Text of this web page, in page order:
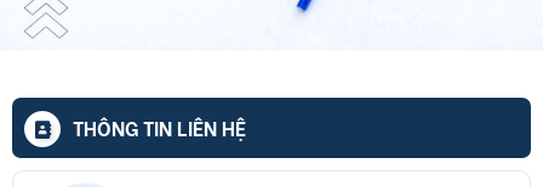
THÔNG TIN LIÊN HỆ